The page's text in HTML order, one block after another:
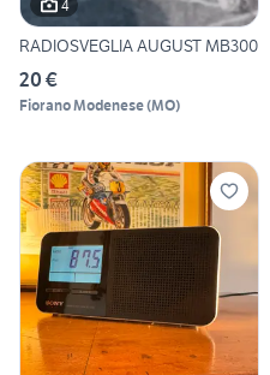
4
RADIOSVEGLIA AUGUST MB300
20 €
Fiorano Modenese(MO)